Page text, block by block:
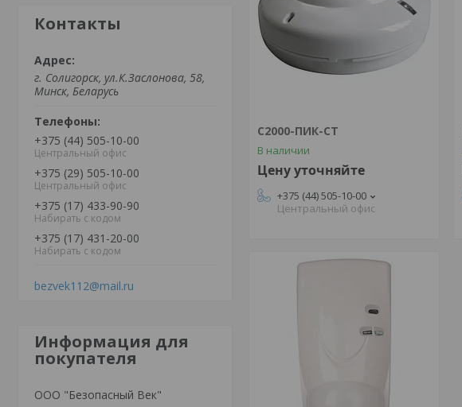
Контакты
г. Солигорск, ул.К.Заслонова, 58,
Минск, Беларусь
+375 (44) 505-10-00
Центральный офис
+375 (29) 505-10-00
Центральный офис
+375 (17) 433-90-90
Набирать с кодом
+375 (17) 431-20-00
Набирать с кодом
bezvek112@mail.ru
Информация для
покупателя
ООО "Безопасный Век"
С2000-ПИК-СТ
В наличии
Цену уточняйте
+375 (44) 505-10-00
Центральный офис